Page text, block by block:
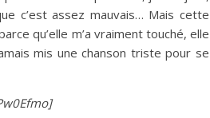
c’est assez mauvais… Mais cette
qu’elle m’a vraiment touché, elle
mis une chanson triste pour se